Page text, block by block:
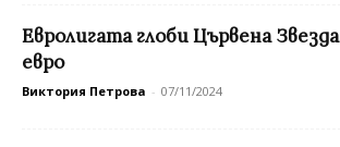
Евролигата глоби Цървена
евро
Виктория Петрова - 07/11/2024